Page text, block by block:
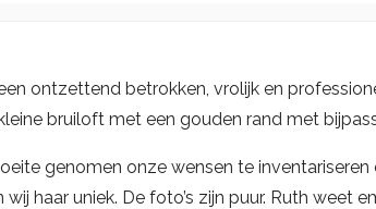
ontzettend betrokken, vrolijk en
bruiloft met een gouden rand met
genomen onze wensen te
wij haar uniek. De foto’s zijn puur. Ruth weet